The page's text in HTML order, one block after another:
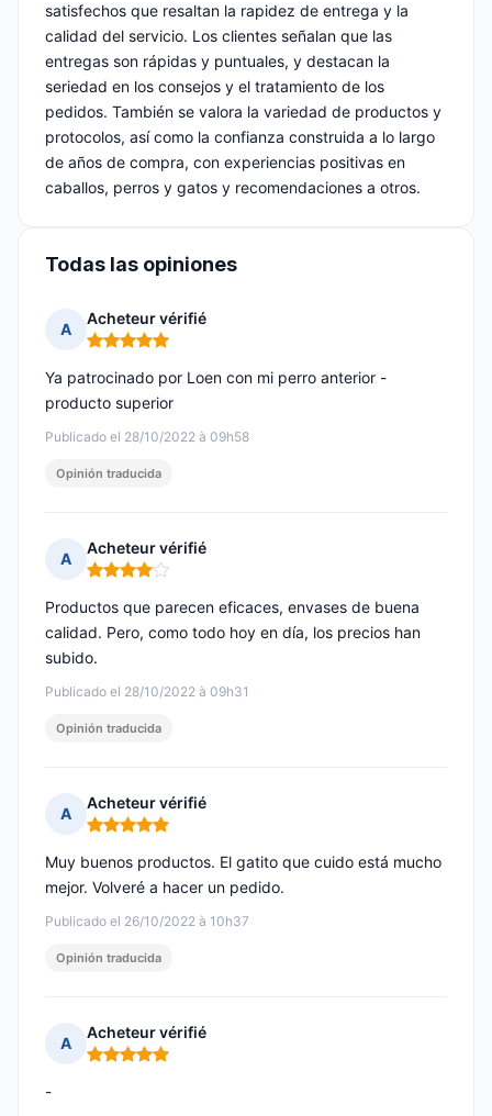
satisfechos que resaltan la rapidez de entrega y la
calidad del servicio. Los clientes señalan que las
entregas son rápidas y puntuales, y destacan la
seriedad en los consejos y el tratamiento de los
pedidos. También se valora la variedad de productos y
protocolos, así como la confianza construida a lo largo
de años de compra, con experiencias positivas en
caballos, perros y gatos y recomendaciones a otros.
Todas las opiniones
A
Acheteur vérifié
Nota: 5 de 5
Publicado el 28/10/2022 à 09h58
Ya patrocinado por Loen con mi perro anterior -
producto superior
Opinión traducida
A
Acheteur vérifié
Nota: 4 de 5
Publicado el 28/10/2022 à 09h31
Productos que parecen eficaces, envases de buena
calidad. Pero, como todo hoy en día, los precios han
subido.
Opinión traducida
A
Acheteur vérifié
Nota: 5 de 5
Publicado el 26/10/2022 à 10h37
Muy buenos productos. El gatito que cuido está mucho
mejor. Volveré a hacer un pedido.
Opinión traducida
A
Acheteur vérifié
Nota: 5 de 5
-